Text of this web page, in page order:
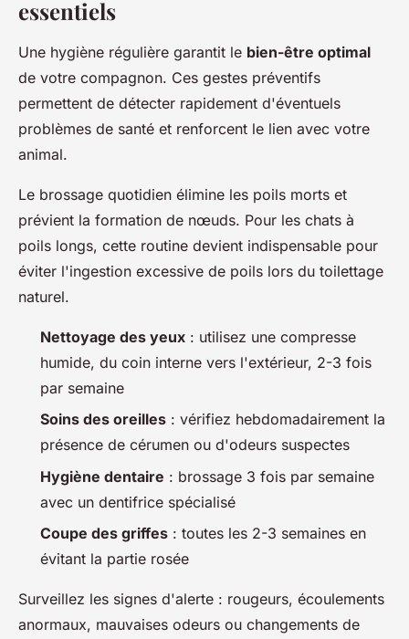
essentiels
Une hygiène régulière garantit le bien-être optimal
de votre compagnon. Ces gestes préventifs
permettent de détecter rapidement d'éventuels
problèmes de santé et renforcent le lien avec votre
animal.
Le brossage quotidien élimine les poils morts et
prévient la formation de nœuds. Pour les chats à
poils longs, cette routine devient indispensable pour
éviter l'ingestion excessive de poils lors du toilettage
naturel.
Nettoyage des yeux : utilisez une compresse
humide, du coin interne vers l'extérieur, 2-3 fois
par semaine
Soins des oreilles : vérifiez hebdomadairement la
présence de cérumen ou d'odeurs suspectes
Hygiène dentaire : brossage 3 fois par semaine
avec un dentifrice spécialisé
Coupe des griffes : toutes les 2-3 semaines en
évitant la partie rosée
Surveillez les signes d'alerte : rougeurs, écoulements
anormaux, mauvaises odeurs ou changements de